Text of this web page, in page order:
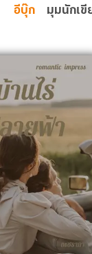
อีบุ๊ก มุมนักเขี